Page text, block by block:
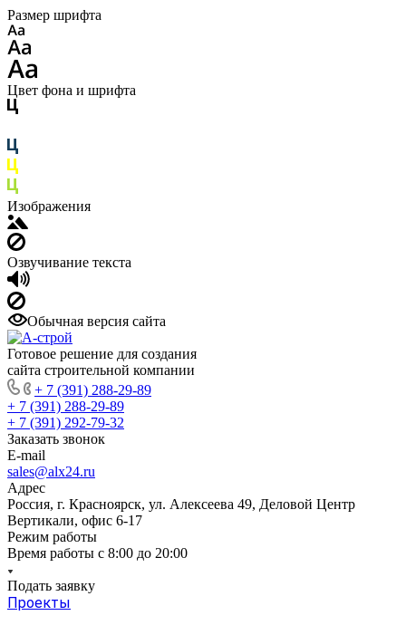
Размер шрифта
Цвет фона и шрифта
Изображения
Озвучивание текста
Обычная версия сайта
Готовое решение для создания
сайта строительной компании
+ 7 (391) 288-29-89
+ 7 (391) 288-29-89
+ 7 (391) 292-79-32
Заказать звонок
E-mail
sales@alx24.ru
Адрес
Россия, г. Красноярск, ул. Алексеева 49, Деловой Центр
Вертикали, офис 6-17
Режим работы
Время работы с 8:00 до 20:00
Подать заявку
Проекты